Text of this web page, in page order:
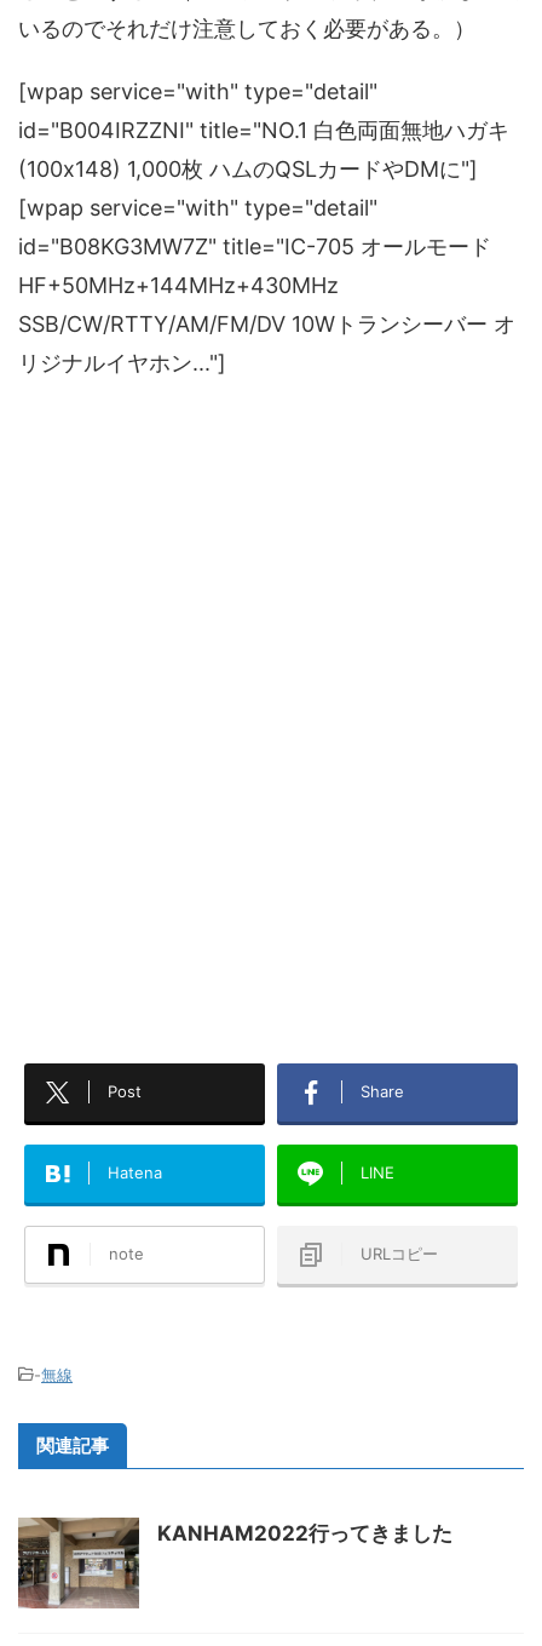
いるのでそれだけ注意しておく必要がある。）
[wpap service="with" type="detail"
id="B004IRZZNI" title="NO.1 白色両面無地ハガキ
(100x148) 1,000枚 ハムのQSLカードやDMに"]
[wpap service="with" type="detail"
id="B08KG3MW7Z" title="IC-705 オールモード
HF+50MHz+144MHz+430MHz
SSB/CW/RTTY/AM/FM/DV 10Wトランシーバー オ
リジナルイヤホン..."]
Post Share
Hatena LINE
note URLコピー
-無線
関連記事
KANHAM2022行ってきました